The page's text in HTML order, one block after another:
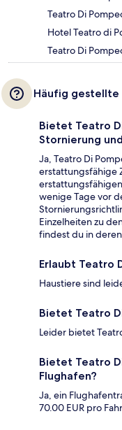
Teatro Di
Hotel Teatro di
Teatro Di
Häufig gestellte
Bietet Teatro
Stornierung
Ja, Teatro Di
erstattungsfähige
wenige Tage vor
Einzelheiten zu
findest du in
Erlaubt Teatro
Haustiere sind
Bietet Teatro
Leider bietet
Bietet Teatro
Flughafen?
Ja, ein
70.00 EUR pro